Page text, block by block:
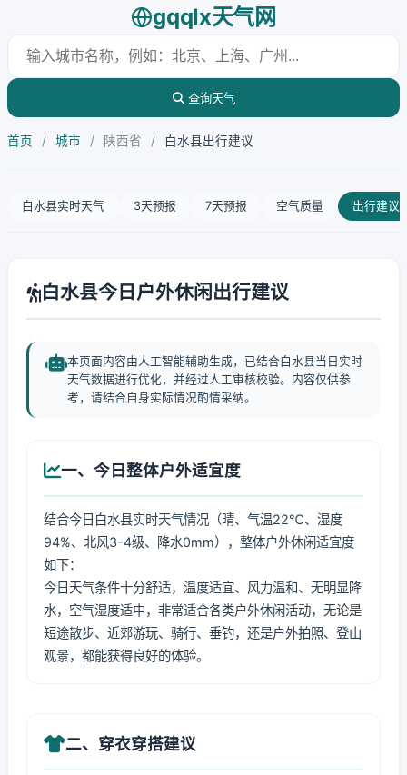
gqqlx天气网
查询天气
首页 / 城市 / 陕西省 / 白水县出行建议
白水县实时天气 3天预报 7天预报 空气质量 出行建议
白水县今日户外休闲出行建议
本页面内容由人工智能辅助生成，已结合白水县当日实时
天气数据进行优化，并经过人工审核校验。内容仅供参
考，请结合自身实际情况酌情采纳。
一、今日整体户外适宜度
结合今日白水县实时天气情况（晴、气温22℃、湿度
94%、北风3-4级、降水0mm），整体户外休闲适宜度
如下：
今日天气条件十分舒适，温度适宜、风力温和、无明显降
水，空气湿度适中，非常适合各类户外休闲活动，无论是
短途散步、近郊游玩、骑行、垂钓，还是户外拍照、登山
观景，都能获得良好的体验。
二、穿衣穿搭建议